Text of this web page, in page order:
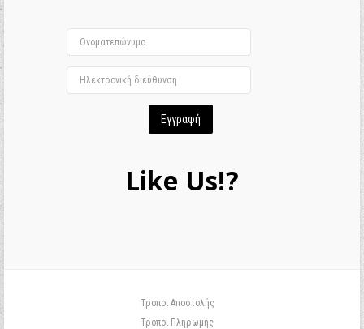
Like Us!?
Τρόποι Αποστολής
Τρόποι Πληρωμής